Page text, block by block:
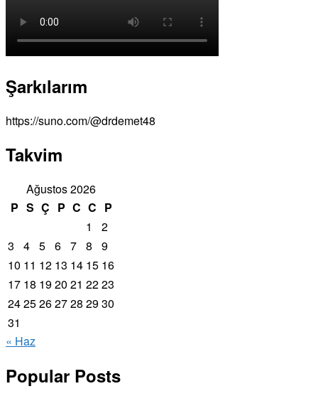
Şarkılarım
https://suno.com/@drdemet48
Takvim
Ağustos 2026
P S Ç P C C P
1
2
3
4 5 6 7 8
9
10 11 12 13 14 15 16
17 18 1920 21 2223
2425262728 2930
31
« Haz
Popular Posts